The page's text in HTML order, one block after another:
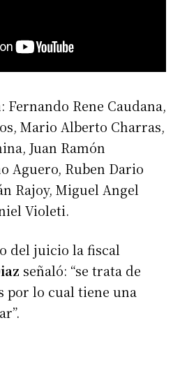
Fernando Rene Caudana,
Mario Alberto Charras,
Juan Ramón
Aguero, Ruben Dario
Rajoy, Miguel Angel
Violeti.
del juicio la fiscal
señaló: “se trata de
por lo cual tiene una